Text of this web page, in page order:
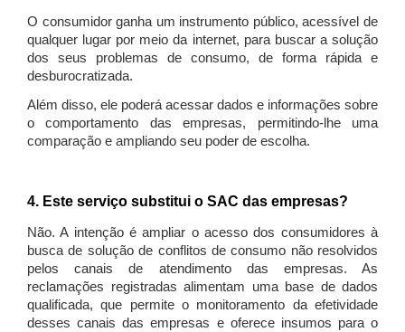
O consumidor ganha um instrumento público, acessível de
qualquer lugar por meio da internet, para buscar a solução
dos seus problemas de consumo, de forma rápida e
desburocratizada.
Além disso, ele poderá acessar dados e informações sobre
o comportamento das empresas, permitindo-lhe uma
comparação e ampliando seu poder de escolha.
4. Este serviço substitui o SAC das empresas?
Não. A intenção é ampliar o acesso dos consumidores à
busca de solução de conflitos de consumo não resolvidos
pelos canais de atendimento das empresas. As
reclamações registradas alimentam uma base de dados
qualificada, que permite o monitoramento da efetividade
desses canais das empresas e oferece insumos para o